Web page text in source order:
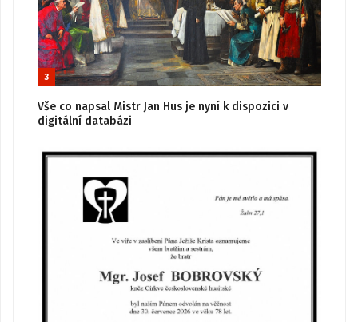
3
Vše co napsal Mistr Jan Hus je nyní k dispozici v
digitální databázi